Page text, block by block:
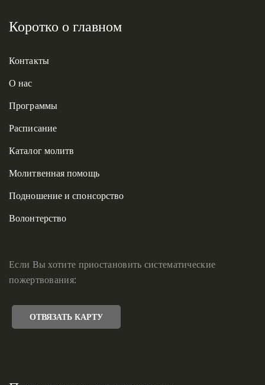
Коротко о главном
Контакты
О нас
Программы
Расписание
Каталог молитв
Молитвенная помощь
Подношение и спонсорство
Волонтерство
Если Вы хотите приостановить систематические
пожертвования:
ОТВЯЗАТЬ КАРТУ